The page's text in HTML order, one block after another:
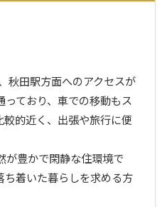
秋田駅方面へのアクセスが
っており、車での移動もス
較的近く、出張や旅行に便
が豊かで閑静な住環境で
ち着いた暮らしを求める方